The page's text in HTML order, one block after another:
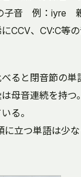
子音 例：iyre
にCCV、CV:C等
ると閉音節の単
は母音連続を持
る。
に立つ単語は少